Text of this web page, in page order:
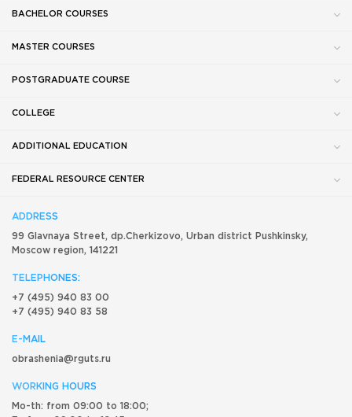
BACHELOR COURSES
MASTER COURSES
POSTGRADUATE COURSE
COLLEGE
ADDITIONAL EDUCATION
FEDERAL RESOURCE CENTER
ADDRESS
99 Glavnaya Street, dp.Cherkizovo, Urban district Pushkinsky,
Moscow region, 141221
TELEPHONES:
+7 (495) 940 83 00
+7 (495) 940 83 58
E-MAIL
obrashenia@rguts.ru
WORKING HOURS
Mo-th: from 09:00 to 18:00;